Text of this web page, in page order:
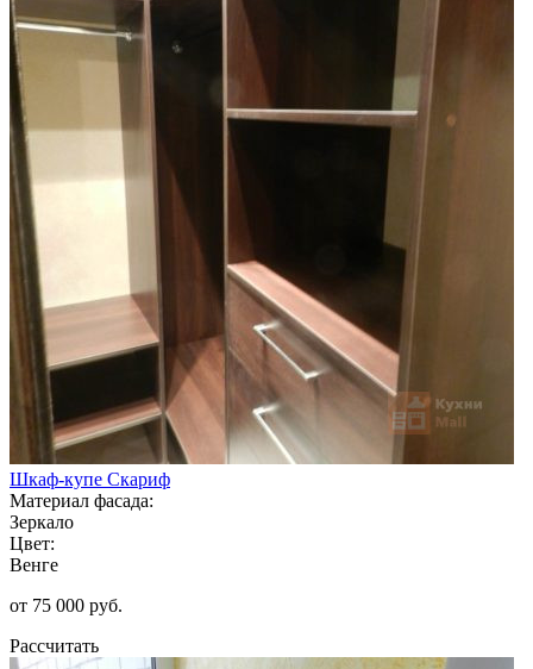
Шкаф-купе Скариф
Материал фасада:
Зеркало
Цвет:
Венге
от 75 000 руб.
Рассчитать